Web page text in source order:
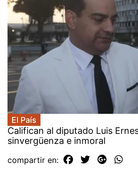
El País
Califican al diputado Luis
sinvergüenza e inmoral
compartir en: